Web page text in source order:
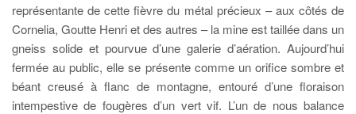
représentante de cette fièvre du métal précieux – aux côtés de
Cornelia, Goutte Henri et des autres – la mine est taillée dans un
gneiss solide et pourvue d’une galerie d’aération. Aujourd’hui
fermée au public, elle se présente comme un orifice sombre et
béant creusé à flanc de montagne, entouré d’une floraison
intempestive de fougères d’un vert vif. L’un de nous balance